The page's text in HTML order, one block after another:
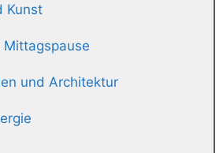
Kunst
und Architektur